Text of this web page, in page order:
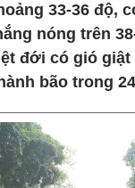
33-36 độ,
nóng trên
đới có gió giật
bão trong